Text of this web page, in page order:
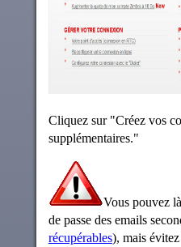
Cliquez sur "Créez vos
supplémentaires."
Vous pouvez
de passe des emails
récupérables), mais